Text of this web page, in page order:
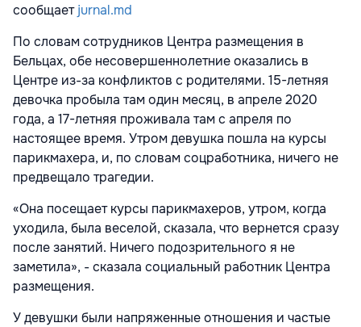
сообщаетjurnal.md
По словам сотрудников Центра размещения в
Бельцах, обе несовершеннолетние оказались в
Центре из-за конфликтов с родителями. 15-летняя
девочка пробыла там один месяц, в апреле 2020
года, а 17-летняя проживала там с апреля по
настоящее время. Утром девушка пошла на курсы
парикмахера, и, по словам соцработника, ничего не
предвещало трагедии.
«Она посещает курсы парикмахеров, утром, когда
уходила, была веселой, сказала, что вернется сразу
после занятий. Ничего подозрительного я не
заметила», - сказала социальный работник Центра
размещения.
У девушки были напряженные отношения и частые